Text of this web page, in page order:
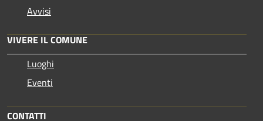
Avvisi
VIVERE IL COMUNE
Luoghi
Eventi
CONTATTI